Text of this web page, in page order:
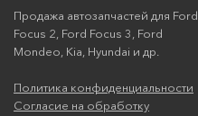
Продажа автозапчастей для Ford
Focus 2, Ford Focus 3, Ford
Mondeo, Kia, Hyundai и др.
Политика конфиденциальности
Согласие на обработку